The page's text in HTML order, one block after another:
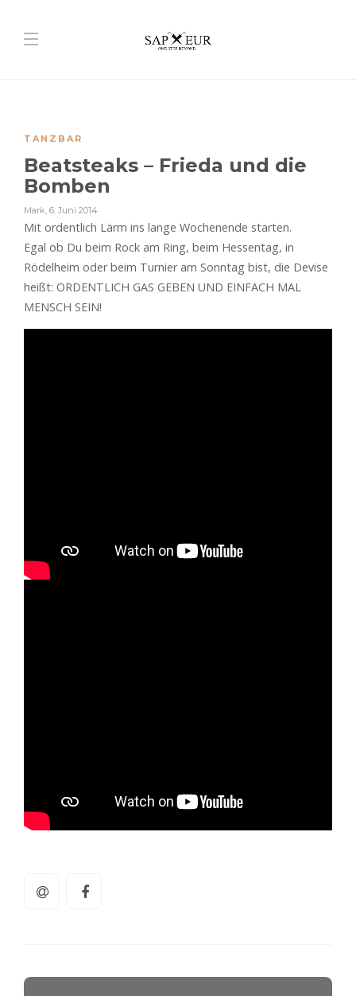
TANZBAR
Beatsteaks – Frieda und die
Bomben
Mark, 6. Juni 2014
Mit ordentlich Lärm ins lange Wochenende starten.
Egal ob Du beim Rock am Ring, beim Hessentag, in
Rödelheim oder beim Turnier am Sonntag bist, die Devise
heißt: ORDENTLICH GAS GEBEN UND EINFACH MAL
MENSCH SEIN!